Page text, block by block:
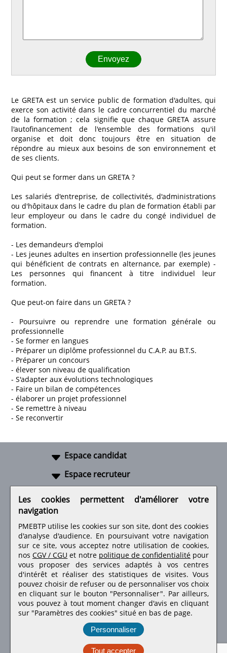
Le GRETA est un service public de formation d'adultes, qui
exerce son activité dans le cadre concurrentiel du marché
de la formation ; cela signifie que chaque GRETA assure
l'autofinancement de l'ensemble des formations qu'il
organise et doit donc toujours être en situation de
répondre au mieux aux besoins de son environnement et
de ses clients.
Qui peut se former dans un GRETA ?
Les salariés d'entreprise, de collectivités, d'administrations
ou d'hôpitaux dans le cadre du plan de formation établi par
leur employeur ou dans le cadre du congé individuel de
formation.
- Les demandeurs d'emploi
- Les jeunes adultes en insertion professionnelle (les jeunes
qui bénéficient de contrats en alternance, par exemple) -
Les personnes qui financent à titre individuel leur
formation.
Que peut-on faire dans un GRETA ?
- Poursuivre ou reprendre une formation générale ou
professionnelle
- Se former en langues
- Préparer un diplôme professionnel du C.A.P. au B.T.S.
- Préparer un concours
- élever son niveau de qualification
- S'adapter aux évolutions technologiques
- Faire un bilan de compétences
- élaborer un projet professionnel
- Se remettre à niveau
- Se reconvertir
Espace candidat
Espace recruteur
Retrouvez-nous sur les réseaux sociaux
Les cookies permettent d'améliorer votre
navigation
PMEBTP utilise les cookies sur son site, dont des cookies
d'analyse d'audience. En poursuivant votre navigation
sur ce site, vous acceptez notre utilisation de cookies,
nos CGV / CGU et notre politique de confidentialité pour
vous proposer des services adaptés à vos centres
d'intérêt et réaliser des statistiques de visites.Vous
pouvez choisir de refuser ou de personnaliser vos choix
en cliquant sur le bouton "Personnaliser". Par ailleurs,
vous pouvez à tout moment changer d'avis en cliquant
sur "Paramètres des cookies" situé en bas de page.
Personnaliser
Tout accepter